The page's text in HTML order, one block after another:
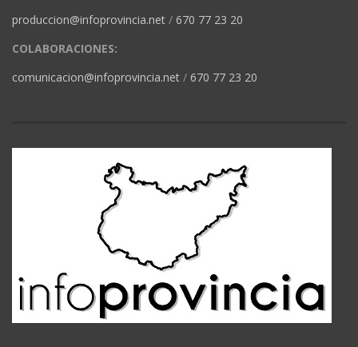
produccion@infoprovincia.net / 670 77 23 20
COLABORACIONES:
comunicacion@infoprovincia.net / 670 77 23 20